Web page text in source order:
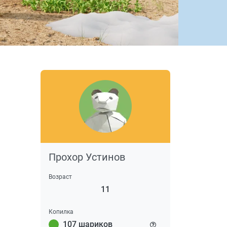
Прохор Устинов
Возраст
11
Копилка
107 шариков